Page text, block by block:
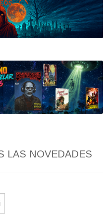
LAS NOVEDADES